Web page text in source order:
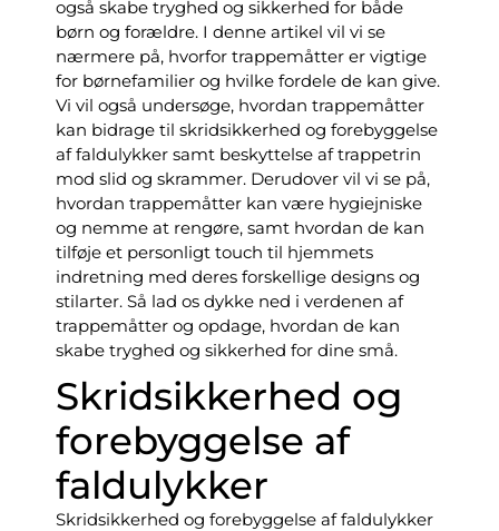
også skabe tryghed og sikkerhed for både
børn og forældre. I denne artikel vil vi se
nærmere på, hvorfor trappemåtter er vigtige
for børnefamilier og hvilke fordele de kan give.
Vi vil også undersøge, hvordan trappemåtter
kan bidrage til skridsikkerhed og forebyggelse
af faldulykker samt beskyttelse af trappetrin
mod slid og skrammer. Derudover vil vi se på,
hvordan trappemåtter kan være hygiejniske
og nemme at rengøre, samt hvordan de kan
tilføje et personligt touch til hjemmets
indretning med deres forskellige designs og
stilarter. Så lad os dykke ned i verdenen af
trappemåtter og opdage, hvordan de kan
skabe tryghed og sikkerhed for dine små.
Skridsikkerhed og
forebyggelse af
faldulykker
Skridsikkerhed og forebyggelse af faldulykker